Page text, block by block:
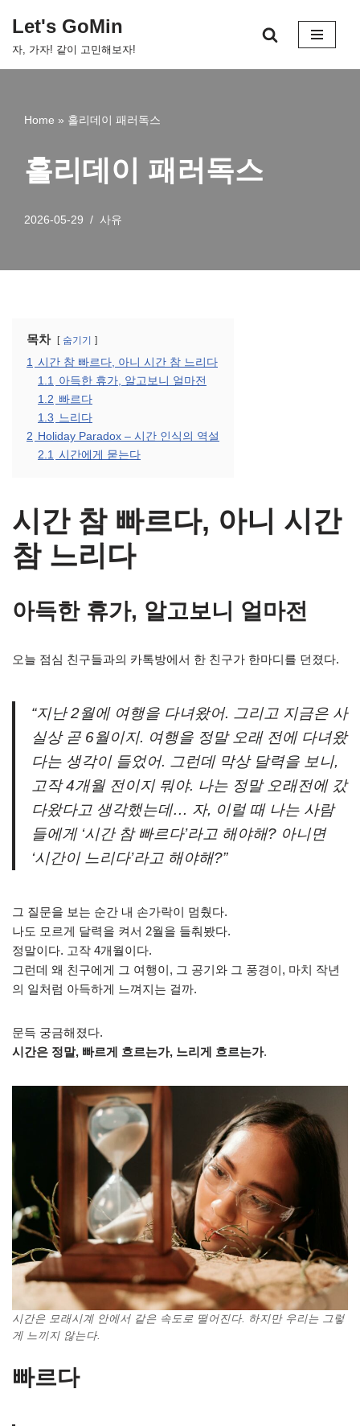
콘
Let's GoMin
자, 가자! 같이 고민해보자!
Home » 홀리데이 패러독스
홀리데이 패러독스
2026-05-29 사유
목차 숨기기
1 시간 참 빠르다, 아니 시간 참 느리다
1.1 아득한 휴가, 알고보니 얼마전
1.2 빠르다
1.3 느리다
2 Holiday Paradox – 시간 인식의 역설
2.1 시간에게 묻는다
시간 참 빠르다, 아니 시간
참 느리다
아득한 휴가, 알고보니 얼마전
오늘 점심 친구들과의 카톡방에서 한 친구가 한마디를 던졌다.
“지난 2월에 여행을 다녀왔어. 그리고 지금은 사
실상 곧 6월이지. 여행을 정말 오래 전에 다녀왔
다는 생각이 들었어. 그런데 막상 달력을 보니,
고작 4개월 전이지 뭐야. 나는 정말 오래전에 갔
다왔다고 생각했는데… 자, 이럴 때 나는 사람
들에게 ‘시간 참 빠르다’라고 해야해? 아니면
‘시간이 느리다’라고 해야해?”
그 질문을 보는 순간 내 손가락이 멈췄다.
나도 모르게 달력을 켜서 2월을 들춰봤다.
정말이다. 고작 4개월이다.
그런데 왜 친구에게 그 여행이, 그 공기와 그 풍경이, 마치 작년
의 일처럼 아득하게 느껴지는 걸까.
문득 궁금해졌다.
시간은 정말, 빠르게 흐르는가, 느리게 흐르는가.
시간은 모래시계 안에서 같은 속도로 떨어진다. 하지만 우리는 그렇
게 느끼지 않는다.
빠르다